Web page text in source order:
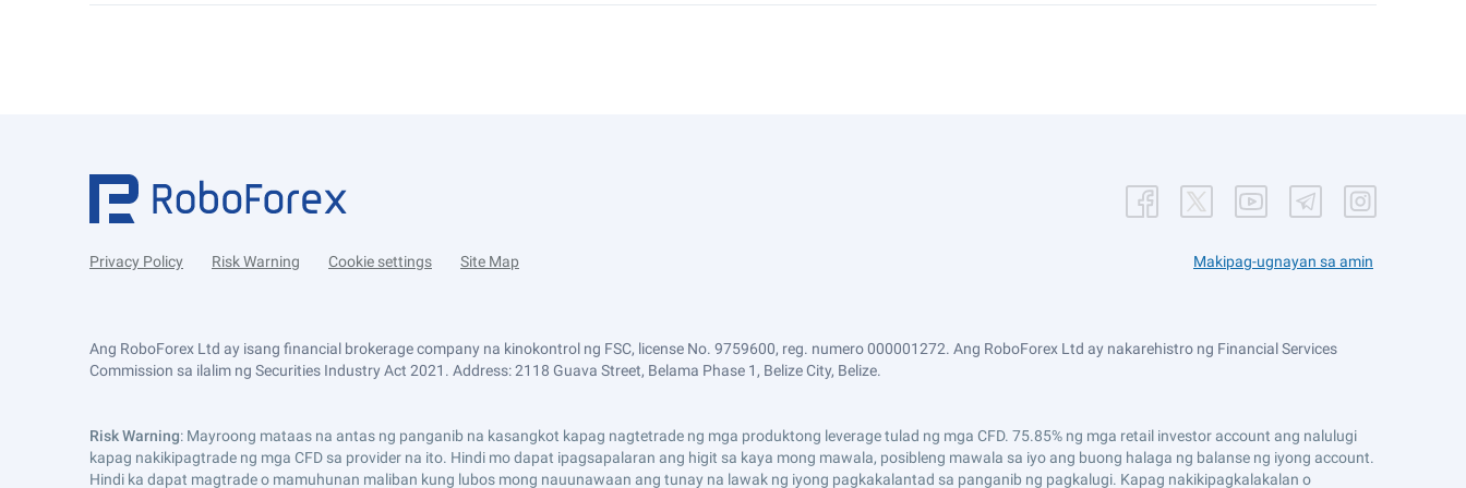
Privacy Policy Risk Warning Cookie settings Site Map Makipag-ugnayan sa amin
Ang RoboForex Ltd ay isang financial brokerage company na kinokontrol ng FSC, license No. 9759600, reg. numero 000001272. Ang RoboForex Ltd ay nakarehistro ng Financial Services
Commission sa ilalim ng Securities Industry Act 2021. Address: 2118 Guava Street, Belama Phase 1, Belize City, Belize.
Risk Warning: Mayroong mataas na antas ng panganib na kasangkot kapag nagtetrade ng mga produktong leverage tulad ng mga CFD. 75.85% ng mga retail investor account ang nalulugi
kapag nakikipagtrade ng mga CFD sa provider na ito. Hindi mo dapat ipagsapalaran ang higit sa kaya mong mawala, posibleng mawala sa iyo ang buong halaga ng balanse ng iyong account.
Hindi ka dapat magtrade o mamuhunan maliban kung lubos mong nauunawaan ang tunay na lawak ng iyong pagkakalantad sa panganib ng pagkalugi. Kapag nakikipagkalakalan o